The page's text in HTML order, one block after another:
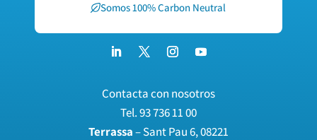
Somos 100% Carbon Neutral
Contacta con nosotros
Tel.93 736 11 00
Terrassa– Sant Pau 6, 08221